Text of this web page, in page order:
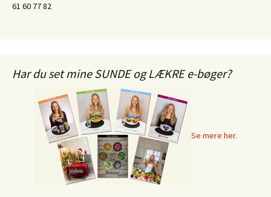
61 60 77 82
Har du set mine SUNDE og LÆKRE e-bøger?
Se mere her.